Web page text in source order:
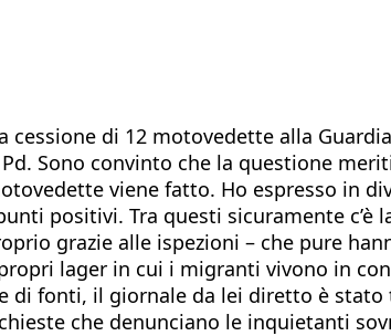
di 12 motovedette alla
Sono convinto che la questione
viene fatto. Ho espresso in
positivi. Tra questi sicuramente
grazie alle ispezioni – che pure
lager in cui i migranti vivono in
di fonti, il giornale da lei diretto è
che denunciano le inquietanti